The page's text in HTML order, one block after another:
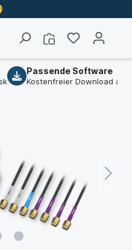
Passende Software
Kostenfreier Download am